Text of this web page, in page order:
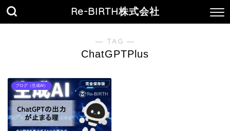
Re-BIRTH株式会社
― TAG ―
ChatGPTPlus
ブログ（生成AI）